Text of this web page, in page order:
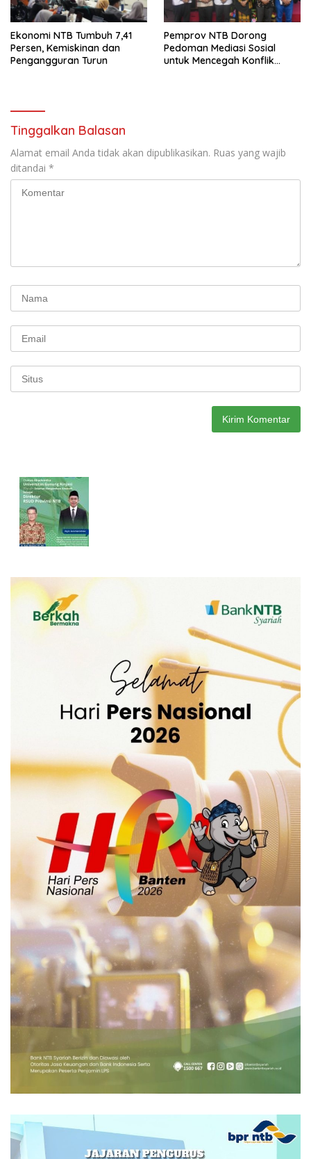
Ekonomi NTB Tumbuh 7,41
Persen, Kemiskinan dan
Pengangguran Turun
Pemprov NTB Dorong
Pedoman Mediasi Sosial
untuk Mencegah Konflik
Tinggalkan Balasan
Alamat email Anda tidak akan dipublikasikan. Ruas yang wajib
ditandai *